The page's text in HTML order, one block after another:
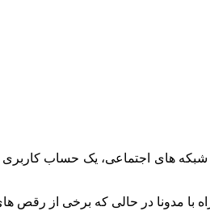
های اجتماعی، یک حساب کاربری